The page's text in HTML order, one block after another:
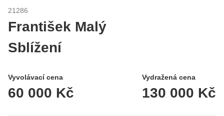
21286
František Malý
Sblížení
Vyvolávací cena
60 000 Kč
Vydražená cena
130 000 Kč